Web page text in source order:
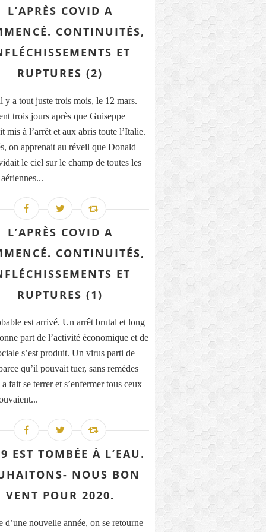
L’APRÈS COVID A
CONTINUITÉS,
ET
RUPTURES (2)
y a tout juste trois mois, le 12 mars.
trois jours après que Guiseppe
mis à l’arrêt et aux abris toute l’Italie.
on apprenait au réveil que Donald
le ciel sur le champ de toutes les
L’APRÈS COVID A
CONTINUITÉS,
ET
RUPTURES (1)
est arrivé. Un arrêt brutal et long
part de l’activité économique et de
s’est produit. Un virus parti de
qu’il pouvait tuer, sans remèdes
fait se terrer et s’enfermer tous ceux
EST TOMBÉE À L’EAU.
NOUS BON
VENT POUR 2020.
d’une nouvelle année, on se retourne